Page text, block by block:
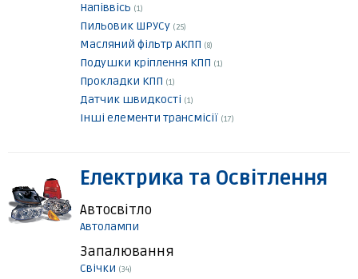
Напіввісь (1)
Пильовик ШРУСу (25)
Масляний фільтр АКПП (8)
Подушки кріплення КПП (1)
Прокладки КПП (1)
Датчик швидкості (1)
Інші елементи трансмісії (17)
Електрика та Освітлення
Автосвітло
Автолампи
Запалювання
Свічки (34)